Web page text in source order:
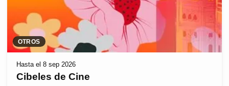
OTROS
Hasta el 8 sep 2026
Cibeles de Cine